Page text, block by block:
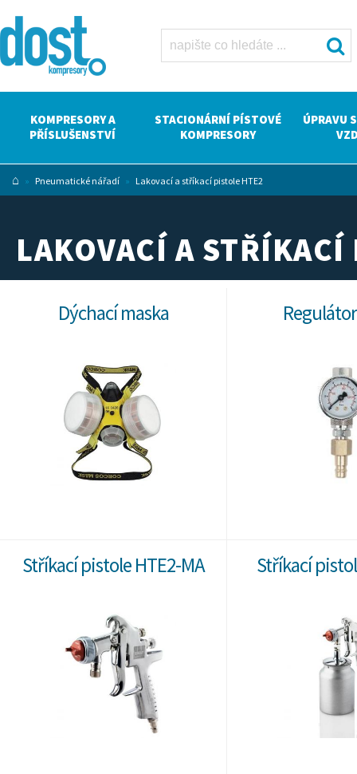
Lakovací a
stříkací
pistole HTE2
Dost -
kompresory
Atlas Copco
KOMPRESORY A
PŘÍSLUŠENSTVÍ
STACIONÁRNÍ PÍSTOVÉ
KOMPRESORY
ÚPRAVU
⌂ » Pneumatické nářadí » Lakovací a stříkací pistole HTE2
LAKOVACÍ A
Dýchací maska
Stříkací pistole HTE2-MA Stříkací